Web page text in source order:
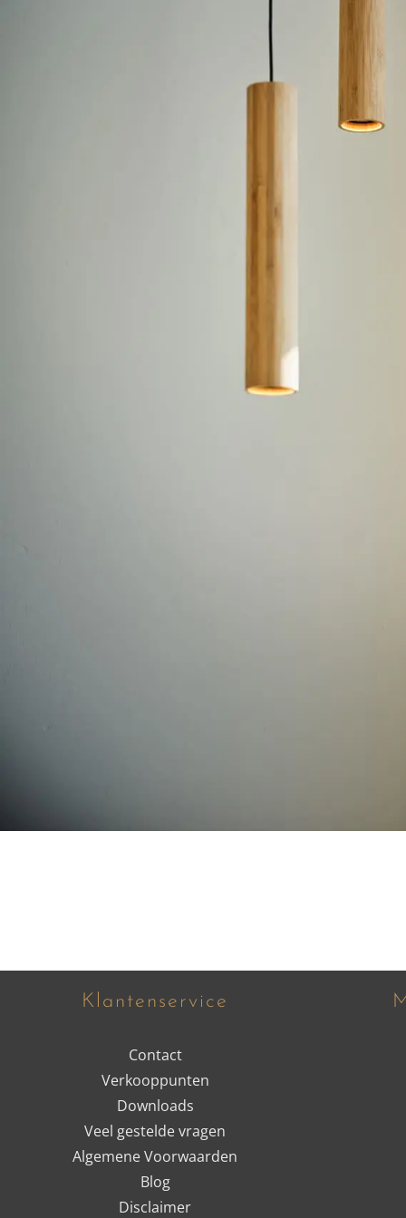
Klantenservice
Contact
Verkooppunten
Downloads
Veel gestelde vragen
Algemene Voorwaarden
Blog
Disclaimer